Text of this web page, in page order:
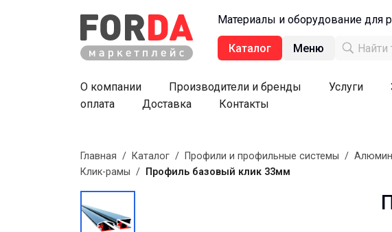
Материалы и оборудование для
Каталог Меню
О компании Производители и бренды Услуги
оплата
Доставка Контакты
Главная / Каталог / Профили и профильные системы /
Клик-рамы / Профиль базовый клик 33мм